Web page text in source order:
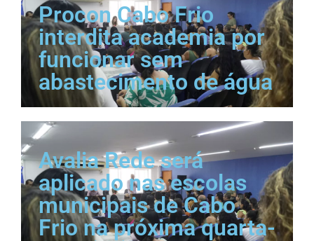
Procon Cabo Frio
interdita academia por
funcionar sem
abastecimento de água
Avalia Rede será
aplicado nas escolas
municipais de Cabo
Frio na próxima quarta-